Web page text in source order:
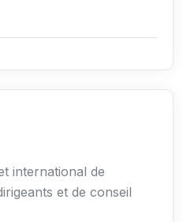
international de
et de conseil